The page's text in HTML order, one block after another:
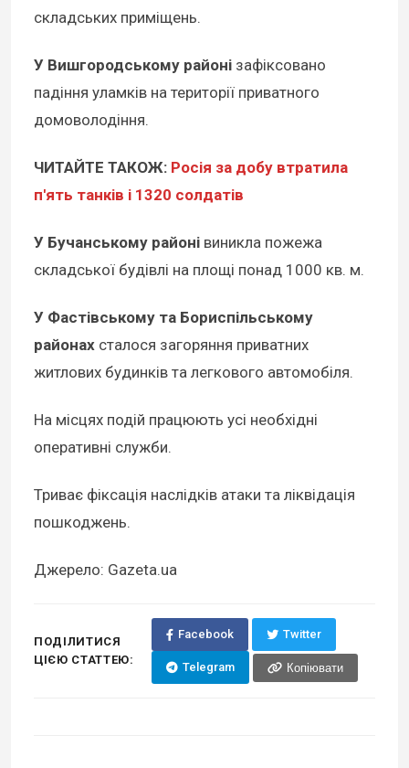
складських приміщень.
У Вишгородському районі зафіксовано
падіння уламків на території приватного
домоволодіння.
ЧИТАЙТЕ ТАКОЖ: Росія за добу втратила
п'ять танків і 1320 солдатів
У Бучанському районі виникла пожежа
складської будівлі на площі понад 1000 кв. м.
У Фастівському та Бориспільському
районах сталося загоряння приватних
житлових будинків та легкового автомобіля.
На місцях подій працюють усі необхідні
оперативні служби.
Триває фіксація наслідків атаки та ліквідація
пошкоджень.
Джерело: Gazeta.ua
ПОДІЛИТИСЯ
ЦІЄЮ СТАТТЕЮ:
Facebook Twitter
Telegram Копіювати